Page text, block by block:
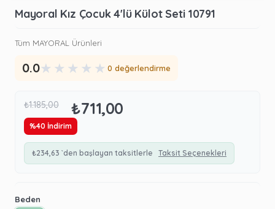
Mayoral Kız Çocuk 4'lü Külot Seti 10791
Tüm MAYORAL Ürünleri
0.0★ ★ ★ ★ ★ 0 değerlendirme
₺1.185,00 ₺711,00
%40 İndirim
₺234,63 `den başlayan taksitlerle Taksit Seçenekleri
Beden